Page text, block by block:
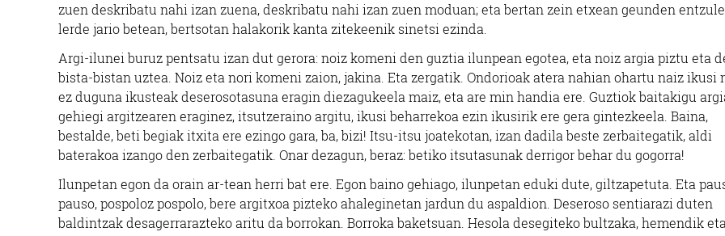
zuen deskribatu nahi izan zuena, deskribatu nahi izan zuen moduan; eta bertan zein etxean geunden
lerde jario betean, bertsotan halakorik kanta zitekeenik sinetsi ezinda.
Argi-ilunei buruz pentsatu izan dut gerora: noiz komeni den guztia ilunpean egotea, eta noiz argia piztu eta
bista-bistan uztea. Noiz eta nori komeni zaion, jakina. Eta zergatik. Ondorioak atera nahian ohartu naiz ikusi
ez duguna ikusteak deserosotasuna eragin diezagukeela maiz, eta are min handia ere. Guztiok baitakigu
gehiegi argitzearen eraginez, itsutzeraino argitu, ikusi beharrekoa ezin ikusirik ere gera gintezkeela. Baina,
bestalde, beti begiak itxita ere ezingo gara, ba, bizi! Itsu-itsu joatekotan, izan dadila beste zerbaitegatik, aldi
baterakoa izango den zerbaitegatik. Onar dezagun, beraz: betiko itsutasunak derrigor behar du gogorra!
Ilunpetan egon da orain ar-tean herri bat ere. Egon baino gehiago, ilunpetan eduki dute, giltzapetuta. Eta
pauso, pospoloz pospolo, bere argitxoa pizteko ahaleginetan jardun du aspaldion. Deseroso sentiarazi duten
baldintzak desagerrarazteko aritu da borrokan. Borroka baketsuan. Hesola desegiteko bultzaka, hemendik eta